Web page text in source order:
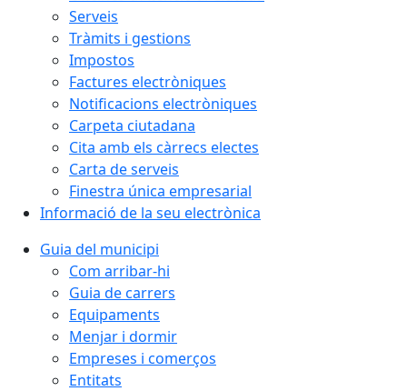
Serveis
Tràmits i gestions
Impostos
Factures electròniques
Notificacions electròniques
Carpeta ciutadana
Cita amb els càrrecs electes
Carta de serveis
Finestra única empresarial
Informació de la seu electrònica
Guia del municipi
Com arribar-hi
Guia de carrers
Equipaments
Menjar i dormir
Empreses i comerços
Entitats